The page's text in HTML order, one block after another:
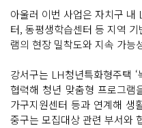
아울러 이번 사업은 자치구 내
터, 동평생학습센터 등 지역
램의 현장 밀착도와 지속 가능
강서구는 LH청년특화형주택
협력해 청년 맞춤형 프로그램
가구지원센터 등과 연계해 생
중구는 모집대상 관련 부서와